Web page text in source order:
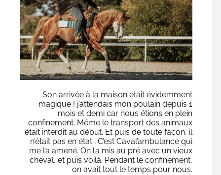
Son arrivée à la maison était évidemment
magique ! j’attendais mon poulain depuis 1
mois et demi car nous étions en plein
confinement. Même le transport des animaux
était interdit au début. Et puis de toute façon, il
n’était pas en état… C’est Caval’ambulance qui
me l’a amené. On l’a mis au pré avec un vieux
cheval, et puis voilà. Pendant le confinement,
on avait tout le temps pour nous.